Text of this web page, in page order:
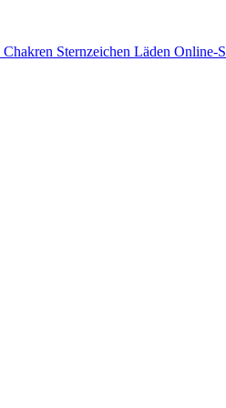
Chakren Sternzeichen Läden Online-